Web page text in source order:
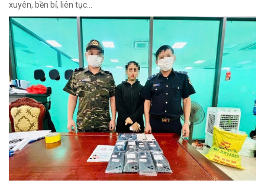
xuyên, bền bỉ, liên tục…